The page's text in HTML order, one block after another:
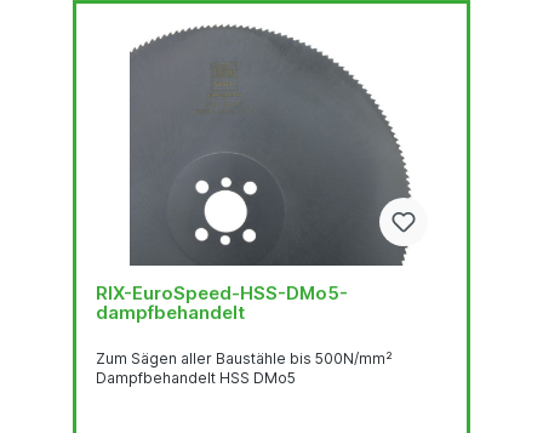
RIX-EuroSpeed-HSS-DMo5-
dampfbehandelt
Zum Sägen aller Baustähle bis 500N/mm²
Dampfbehandelt HSS DMo5